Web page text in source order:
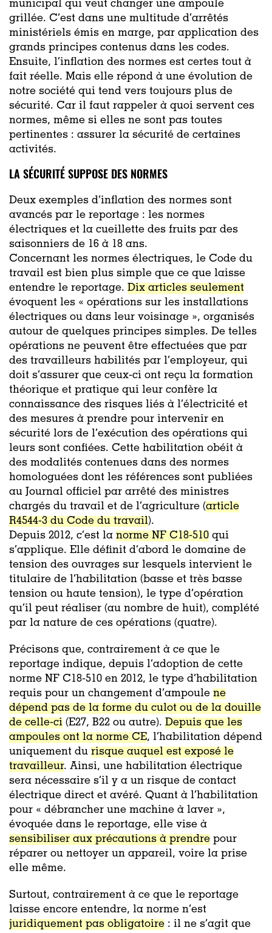
municipal qui veut changer une ampoule
grillée. C’est dans une multitude d’arrêtés
ministériels émis en marge, par application des
grands principes contenus dans les codes.
Ensuite, l’inflation des normes est certes tout à
fait réelle. Mais elle répond à une évolution de
notre société qui tend vers toujours plus de
sécurité. Car il faut rappeler à quoi servent ces
normes, même si elles ne sont pas toutes
pertinentes : assurer la sécurité de certaines
activités.
LA SÉCURITÉ SUPPOSE DES NORMES
Deux exemples d’inflation des normes sont
avancés par le reportage : les normes
électriques et la cueillette des fruits par des
saisonniers de 16 à 18 ans.
Concernant les normes électriques, le Code du
travail est bien plus simple que ce que laisse
entendre le reportage. Dix articles seulement
évoquent les « opérations sur les installations
électriques ou dans leur voisinage », organisés
autour de quelques principes simples. De telles
opérations ne peuvent être effectuées que par
des travailleurs habilités par l’employeur, qui
doit s’assurer que ceux-ci ont reçu la formation
théorique et pratique qui leur confère la
connaissance des risques liés à l’électricité et
des mesures à prendre pour intervenir en
sécurité lors de l’exécution des opérations qui
leurs sont confiées. Cette habilitation obéit à
des modalités contenues dans des normes
homologuées dont les références sont publiées
au Journal officiel par arrêté des ministres
chargés du travail et de l’agriculture (article
R4544-3 du Code du travail).
Depuis 2012, c’est la norme NF C18-510 qui
s’applique. Elle définit d’abord le domaine de
tension des ouvrages sur lesquels intervient le
titulaire de l’habilitation (basse et très basse
tension ou haute tension), le type d’opération
qu’il peut réaliser (au nombre de huit), complété
par la nature de ces opérations (quatre).
Précisons que, contrairement à ce que le
reportage indique, depuis l’adoption de cette
norme NF C18-510 en 2012, le type d’habilitation
requis pour un changement d’ampoule ne
dépend pas de la forme du culot ou de la douille
de celle-ci (E27, B22 ou autre). Depuis que les
ampoules ont la norme CE, l’habilitation dépend
uniquement du risque auquel est exposé le
travailleur. Ainsi, une habilitation électrique
sera nécessaire s’il y a un risque de contact
électrique direct et avéré. Quant à l’habilitation
pour « débrancher une machine à laver »,
évoquée dans le reportage, elle vise à
sensibiliser aux précautions à prendre pour
réparer ou nettoyer un appareil, voire la prise
elle même.
Surtout, contrairement à ce que le reportage
laisse encore entendre, la norme n’est
juridiquement pas obligatoire : il ne s’agit que